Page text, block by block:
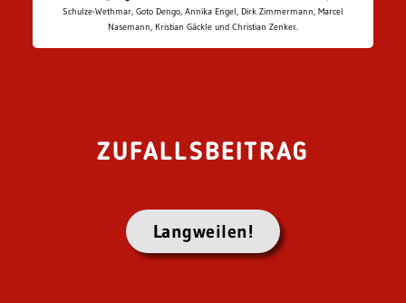
Schulze-Wethmar, Goto Dengo, Annika Engel, Dirk Zimmermann, Marcel
Nasemann, Kristian Gäckle und Christian Zenker.
ZUFALLSBEITRAG
Langweilen!